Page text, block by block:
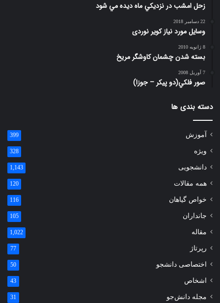
زحل امشب در نزديكي ماه ديده مي شود
22 دسامبر 2018
وسایل مورد نیاز کویر نوردی
8 ژانویه 2010
بسته شدن چشمان کاوشگر مريخ
7 آوریل 2008
صور فلكي(دو پیکر – جوزا)
دسته بندی ها
آموزش 399
ویژه 328
دانشجویی 1,143
همه مقالات 120
خواص گیاهان 116
جانداران 105
مقاله 1,022
رپرتاژ 77
اختصاصی دانشجو 50
اشخاص 43
مجله دانش‌جو 31